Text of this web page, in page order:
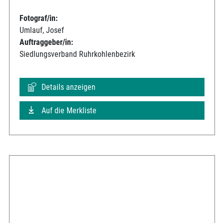
Fotograf/in:
Umlauf, Josef
Auftraggeber/in:
Siedlungsverband Ruhrkohlenbezirk
Details anzeigen
Auf die Merkliste